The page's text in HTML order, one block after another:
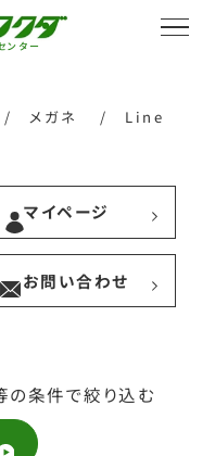
ンター
メガネ / Line
マイページ
お問い合わせ
の条件で絞り込む